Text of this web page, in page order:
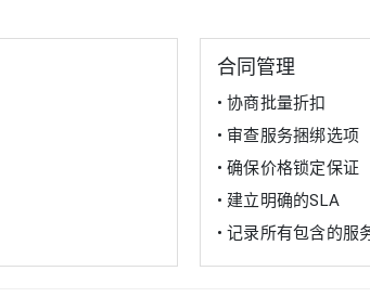
合同管理
• 协商批量折扣
• 审查服务捆绑选项
• 确保价格锁定保证
• 建立明确的SLA
• 记录所有包含的服